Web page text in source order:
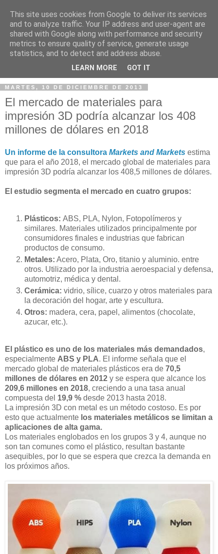
MARTES, 10 DE DICIEMBRE DE 2013
El mercado de materiales para
impresión 3D podría alcanzar los 408
millones de dólares en 2018
Un informe de la consultora Markets and Markets estima
que para el año 2018, el mercado global de materiales para
impresión 3D podría alcanzar los 408,5 millones de dólares.
El estudio segmenta el mercado en cuatro grupos:
Plásticos: ABS, PLA, Nylon, Fotopolímeros y
similares. Materiales utilizados principalmente por
consumidores finales e industrias que fabrican
productos de consumo.
Metales: Acero, Plata, Oro, titanio y aluminio. entre
otros. Utilizado por la industria aeroespacial y defensa,
automotriz, médica y dental.
Cerámica: vidrio, sílice, cuarzo y otros materiales para
la decoración del hogar, arte y escultura.
Otros: madera, cera, papel, alimentos (chocolate,
azucar, etc.).
El plástico es uno de los materiales más demandados,
especialmente ABS y PLA. El informe señala que el
mercado global de materiales plásticos era de 70,5
millones de dólares en 2012 y se espera que alcance los
209,6 millones en 2018, creciendo a una tasa anual
compuesta del 19,9 % desde 2013 hasta 2018.
La impresión 3D con metal es un método costoso. Es por
esto que actualmente los materiales metálicos se limitan a
aplicaciones de alta gama.
Los materiales englobados en los grupos 3 y 4, aunque no
son tan comunes como el plástico, resultan bastante
asequibles, por lo que se espera que crezca la demanda en
los próximos años.
This site uses cookies from Google to deliver its services
and to analyze traffic. Your IP address and user-agent are
shared with Google along with performance and security
metrics to ensure quality of service, generate usage
statistics, and to detect and address abuse.
LEARN MORE GOT IT